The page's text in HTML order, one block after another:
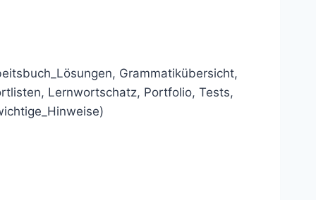
Grammatikübersicht,
Lernwortschatz, Portfolio, Tests,